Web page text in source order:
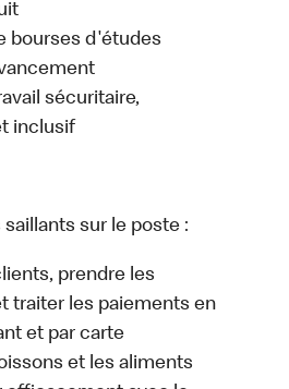
bourses d'études
sécuritaire,
inclusif
sur le poste :
prendre les
traiter les paiements en
et par carte
et les aliments